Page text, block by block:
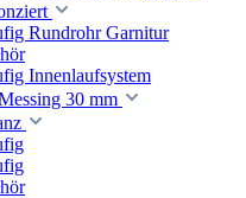
Rundrohr Garnitur
Innenlaufsystem
30 mm